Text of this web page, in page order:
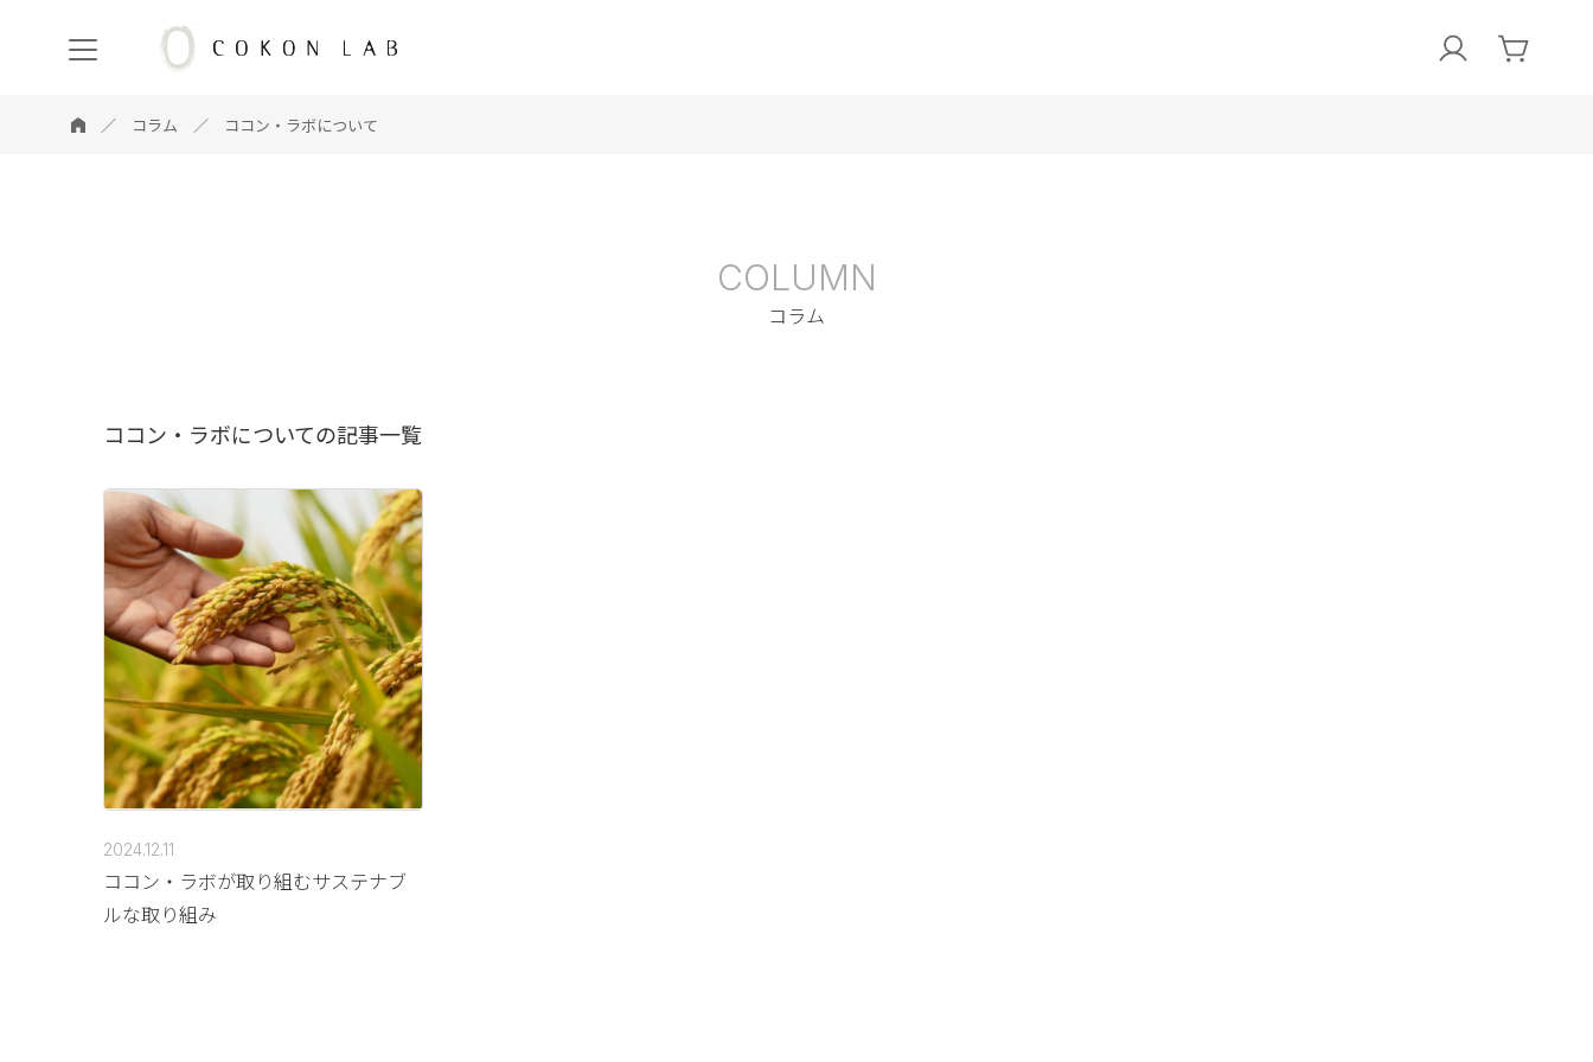
COKON
LAB
コラム
COLUMN
コラム ココン・ラボについて
ココン・ラボについての記事一覧
2024.12.11
ココン・ラボが取り組むサステナブ
ルな取り組み